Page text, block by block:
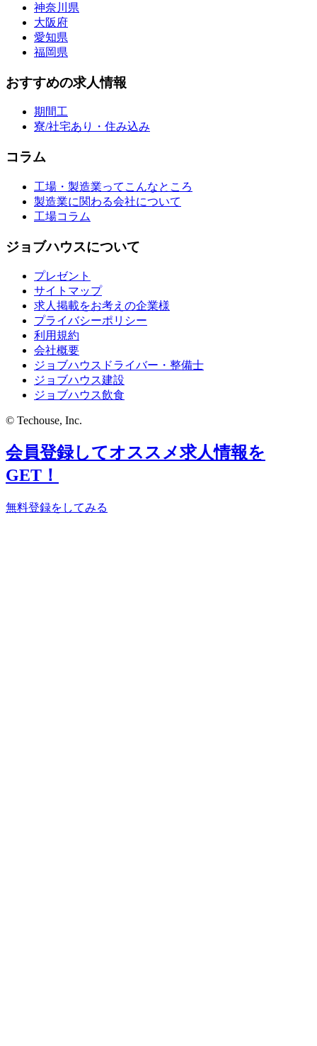
神奈川県
大阪府
愛知県
福岡県
おすすめの求人情報
期間工
寮/社宅あり・住み込み
コラム
工場・製造業ってこんなところ
製造業に関わる会社について
工場コラム
ジョブハウスについて
プレゼント
サイトマップ
求人掲載をお考えの企業様
プライバシーポリシー
利用規約
会社概要
ジョブハウスドライバー・整備士
ジョブハウス建設
ジョブハウス飲食
© Techouse, Inc.
会員登録してオススメ求人情報を
GET！
無料登録をしてみる